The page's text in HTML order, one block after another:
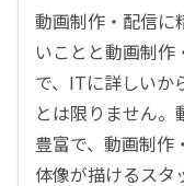
動画制作・配信に
いことと動画制
で、ITに詳しいか
とは限りません
豊富で、動画制作
体像が描けるスタ